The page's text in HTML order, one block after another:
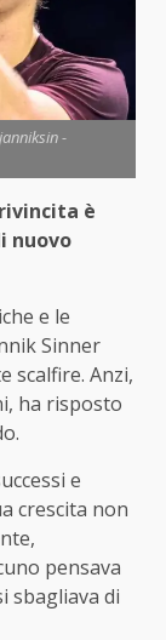
-
è
nuovo
e le
Sinner
scalfire. Anzi,
ha risposto
e
crescita non
pensava
sbagliava di